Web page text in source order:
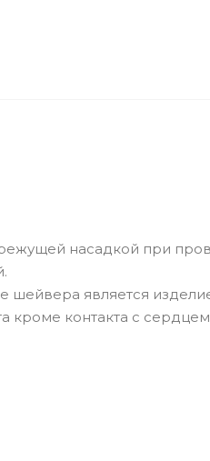
насадкой при
шейвера является
кроме контакта с